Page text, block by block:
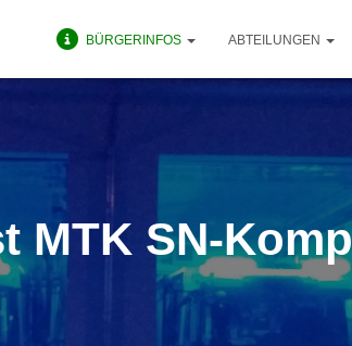
BÜRGERINFOS ABTEILUNGEN
MTK SN-